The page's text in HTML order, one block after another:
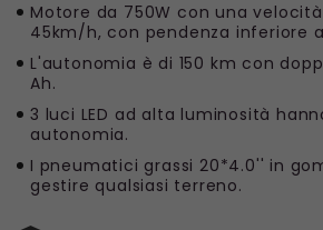
Motore da 750W con una
45km/h, con pendenza inferiore a
L'autonomia è di 150 km con
Ah.
3 luci LED ad alta luminosità
autonomia.
I pneumatici grassi 20*4.0'' in
gestire qualsiasi terreno.